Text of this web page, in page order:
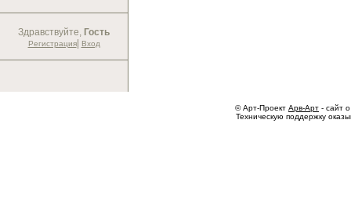
Здравствуйте, Гость
Регистрация| Вход
© Арт-Проект Арв-Арт - сайт
Техническую поддержку